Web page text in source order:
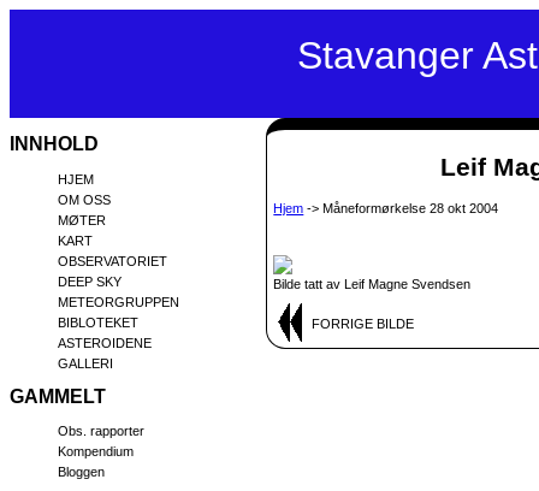
Stavanger
INNHOLD
HJEM
OM OSS
MØTER
KART
OBSERVATORIET
DEEP SKY
METEORGRUPPEN
BIBLOTEKET
ASTEROIDENE
GALLERI
GAMMELT
Obs. rapporter
Kompendium
Bloggen
Leif
Hjem -> Måneformørkelse 28 okt 2004
Bilde tatt av Leif Magne Svendsen
FORRIGE BILDE